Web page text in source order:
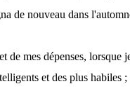
de nouveau dans
de mes dépenses, lorsque
et des plus habiles